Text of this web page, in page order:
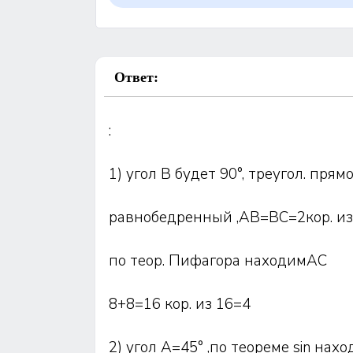
Ответ:
:
1) угол В будет 90°, треугол.
равнобедренный ,АВ=ВС=2кор.
по теор. Пифагора находимАС
8+8=16 кор. из 16=4
2) угол А=45° ,по теореме sin